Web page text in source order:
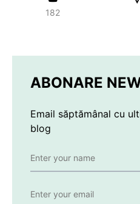
182
ABONARE
Email săptămânal cu
blog